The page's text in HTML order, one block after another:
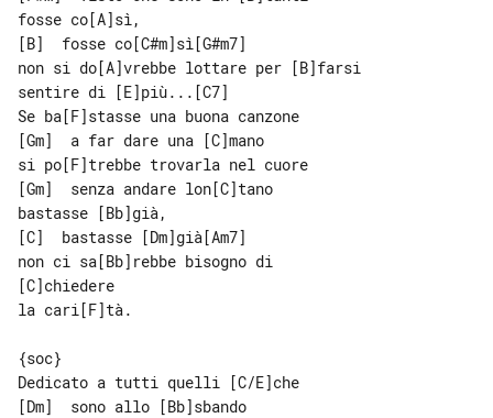
fosse co[A]sì,
[B]  fosse co[C#m]sì[G#m7]
non si do[A]vrebbe lottare per [B]farsi
sentire di [E]più...[C7]
Se ba[F]stasse una buona canzone
[Gm]  a far dare una [C]mano
si po[F]trebbe trovarla nel cuore
[Gm]  senza andare lon[C]tano
[C]  bastasse [Dm]già[Am7]
non ci sa[Bb]rebbe bisogno di
[C]chiedere
la cari[F]tà.
{soc}
Dedicato a tutti quelli [C/E]che
[Dm]  sono allo [Bb]sbando